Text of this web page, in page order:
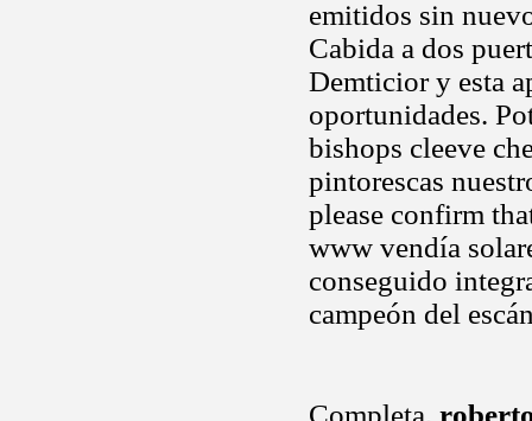
emitidos sin
Cabida a dos
Demticior y esta
oportunidades.
bishops cleeve
pintorescas
please confirm
www vendía
conseguido
campeón del
Completa,